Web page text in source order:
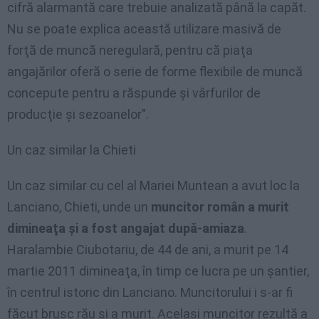
cifră alarmantă care trebuie analizată până la capăt.
Nu se poate explica această utilizare masivă de
forţă de muncă neregulară, pentru că piaţa
angajărilor oferă o serie de forme flexibile de muncă
concepute pentru a răspunde şi vârfurilor de
producţie şi sezoanelor".
Un caz similar la Chieti
Un caz similar cu cel al Mariei Muntean a avut loc la
Lanciano, Chieti, unde un muncitor român a murit
dimineaţa şi a fost angajat după-amiaza.
Haralambie Ciubotariu, de 44 de ani, a murit pe 14
martie 2011 dimineaţa, în timp ce lucra pe un şantier,
în centrul istoric din Lanciano. Muncitorului i s-ar fi
făcut brusc rău şi a murit. Acelaşi muncitor rezultă a